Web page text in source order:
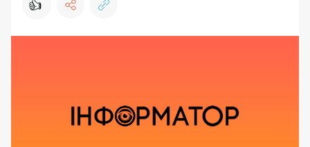
👍